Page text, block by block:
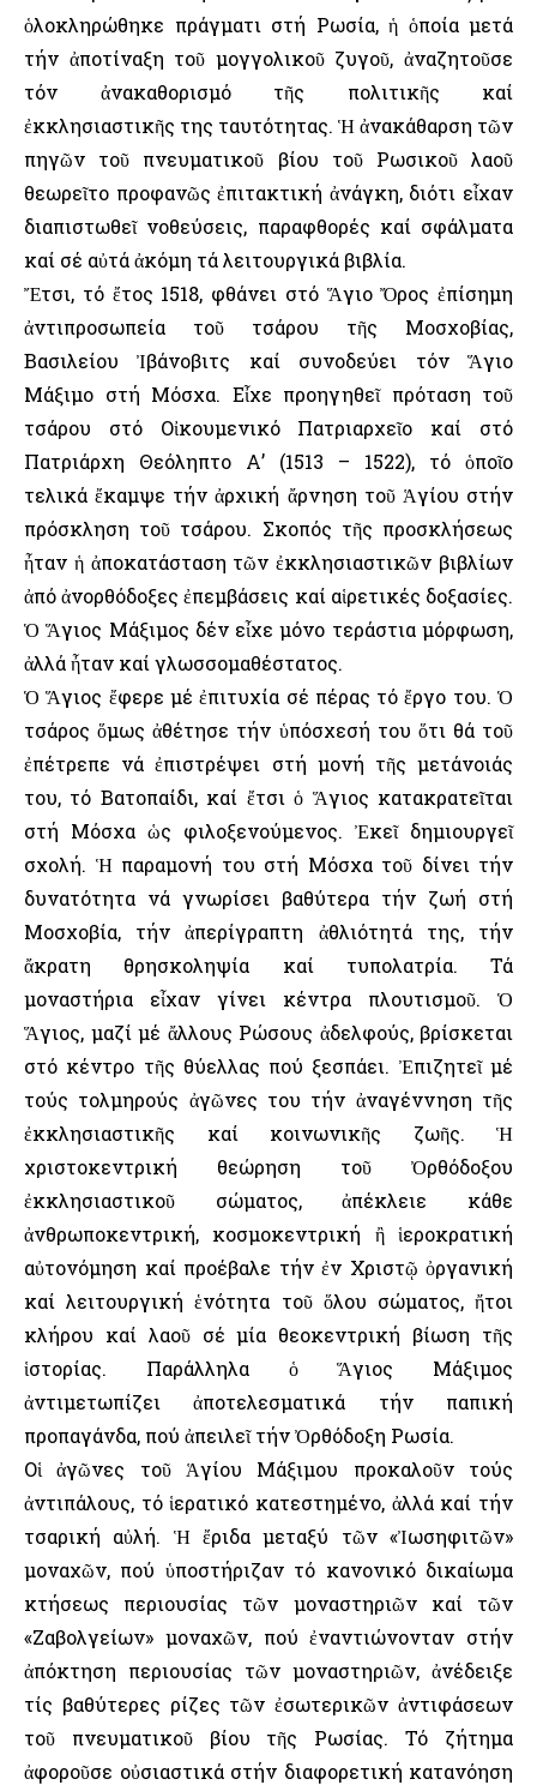
ὁλοκληρώθηκε πράγματι στή Ρωσία, ἡ ὁποία μετά
τήν ἀποτίναξη τοῦ μογγολικοῦ ζυγοῦ, ἀναζητοῦσε
τόν ἀνακαθορισμό τῆς πολιτικῆς καί
ἐκκλησιαστικῆς της ταυτότητας. Ἡ ἀνακάθαρση τῶν
πηγῶν τοῦ πνευματικοῦ βίου τοῦ Ρωσικοῦ λαοῦ
θεωρεῖτο προφανῶς ἐπιτακτική ἀνάγκη, διότι εἶχαν
διαπιστωθεῖ νοθεύσεις, παραφθορές καί σφάλματα
καί σέ αὐτά ἀκόμη τά λειτουργικά βιβλία.
Ἔτσι, τό ἔτος 1518, φθάνει στό Ἅγιο Ὄρος ἐπίσημη
ἀντιπροσωπεία τοῦ τσάρου τῆς Μοσχοβίας,
Βασιλείου Ἰβάνοβιτς καί συνοδεύει τόν Ἅγιο
Μάξιμο στή Μόσχα. Εἶχε προηγηθεῖ πρόταση τοῦ
τσάρου στό Οἰκουμενικό Πατριαρχεῖο καί στό
Πατριάρχη Θεόληπτο Α’ (1513 – 1522), τό ὁποῖο
τελικά ἔκαμψε τήν ἀρχική ἄρνηση τοῦ Ἁγίου στήν
πρόσκληση τοῦ τσάρου. Σκοπός τῆς προσκλήσεως
ἦταν ἡ ἀποκατάσταση τῶν ἐκκλησιαστικῶν βιβλίων
ἀπό ἀνορθόδοξες ἐπεμβάσεις καί αἱρετικές δοξασίες.
Ὁ Ἅγιος Μάξιμος δέν εἶχε μόνο τεράστια μόρφωση,
ἀλλά ἦταν καί γλωσσομαθέστατος.
Ὁ Ἅγιος ἔφερε μέ ἐπιτυχία σέ πέρας τό ἔργο του. Ὁ
τσάρος ὅμως ἀθέτησε τήν ὑπόσχεσή του ὅτι θά τοῦ
ἐπέτρεπε νά ἐπιστρέψει στή μονή τῆς μετάνοιάς
του, τό Βατοπαίδι, καί ἔτσι ὁ Ἅγιος κατακρατεῖται
στή Μόσχα ὡς φιλοξενούμενος. Ἐκεῖ δημιουργεῖ
σχολή. Ἡ παραμονή του στή Μόσχα τοῦ δίνει τήν
δυνατότητα νά γνωρίσει βαθύτερα τήν ζωή στή
Μοσχοβία, τήν ἀπερίγραπτη ἀθλιότητά της, τήν
ἄκρατη θρησκοληψία καί τυπολατρία. Τά
μοναστήρια εἶχαν γίνει κέντρα πλουτισμοῦ. Ὁ
Ἅγιος, μαζί μέ ἄλλους Ρώσους ἀδελφούς, βρίσκεται
στό κέντρο τῆς θύελλας πού ξεσπάει. Ἐπιζητεῖ μέ
τούς τολμηρούς ἀγῶνες του τήν ἀναγέννηση τῆς
ἐκκλησιαστικῆς καί κοινωνικῆς ζωῆς. Ἡ
χριστοκεντρική θεώρηση τοῦ Ὀρθόδοξου
ἐκκλησιαστικοῦ σώματος, ἀπέκλειε κάθε
ἀνθρωποκεντρική, κοσμοκεντρική ἢ ἱεροκρατική
αὐτονόμηση καί προέβαλε τήν ἐν Χριστῷ ὀργανική
καί λειτουργική ἑνότητα τοῦ ὅλου σώματος, ἤτοι
κλήρου καί λαοῦ σέ μία θεοκεντρική βίωση τῆς
ἱστορίας. Παράλληλα ὁ Ἅγιος Μάξιμος
ἀντιμετωπίζει ἀποτελεσματικά τήν παπική
προπαγάνδα, πού ἀπειλεῖ τήν Ὀρθόδοξη Ρωσία.
Οἱ ἀγῶνες τοῦ Ἁγίου Μάξιμου προκαλοῦν τούς
ἀντιπάλους, τό ἱερατικό κατεστημένο, ἀλλά καί τήν
τσαρική αὐλή. Ἡ ἔριδα μεταξύ τῶν «Ἰωσηφιτῶν»
μοναχῶν, πού ὑποστήριζαν τό κανονικό δικαίωμα
κτήσεως περιουσίας τῶν μοναστηριῶν καί τῶν
«Ζαβολγείων» μοναχῶν, πού ἐναντιώνονταν στήν
ἀπόκτηση περιουσίας τῶν μοναστηριῶν, ἀνέδειξε
τίς βαθύτερες ρίζες τῶν ἐσωτερικῶν ἀντιφάσεων
τοῦ πνευματικοῦ βίου τῆς Ρωσίας. Τό ζήτημα
ἀφοροῦσε οὐσιαστικά στήν διαφορετική κατανόηση